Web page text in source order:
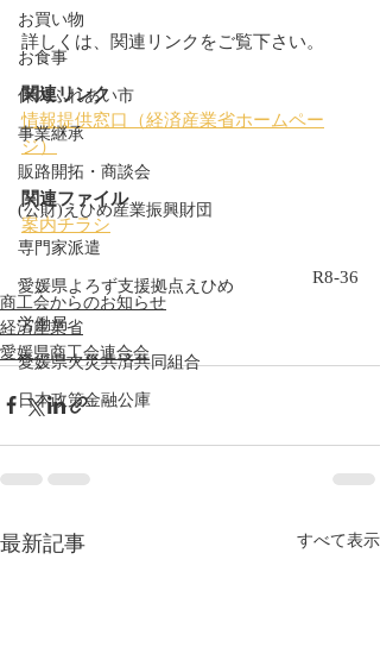
お買い物
お食事
保内ふれあい市
事業継承
販路開拓・商談会
(公財)えひめ産業振興財団
専門家派遣
愛媛県よろず支援拠点えひめ
労働局
愛媛県火災共済共同組合
日本政策金融公庫
詳しくは、関連リンクをご覧下さい。
関連リンク
情報提供窓口（経済産業省ホームペー
ジ）
関連ファイル
案内チラシ
R8-36
商工会からのお知らせ
経済産業省
愛媛県商工会連合会
最新記事 すべて表示